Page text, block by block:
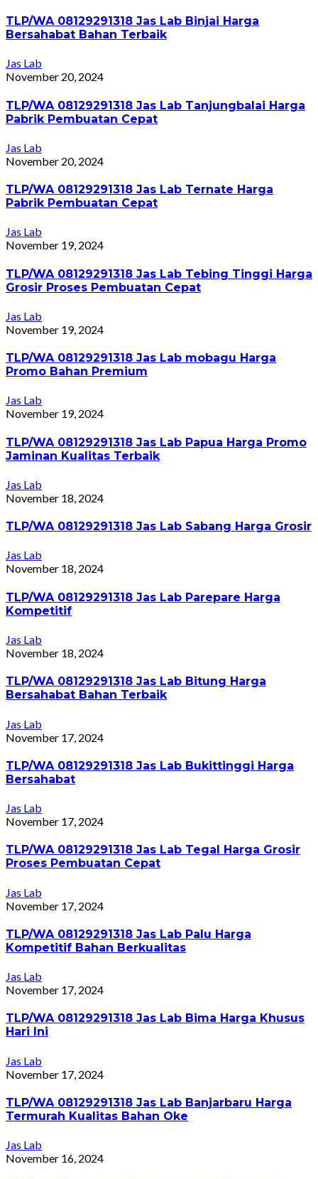
TLP/WA 08129291318 Jas Lab Binjai Harga
Bersahabat Bahan Terbaik
Jas Lab
November 20, 2024
TLP/WA 08129291318 Jas Lab Tanjungbalai Harga
Pabrik Pembuatan Cepat
Jas Lab
November 20, 2024
TLP/WA 08129291318 Jas Lab Ternate Harga
Pabrik Pembuatan Cepat
Jas Lab
November 19, 2024
TLP/WA 08129291318 Jas Lab Tebing Tinggi Harga
Grosir Proses Pembuatan Cepat
Jas Lab
November 19, 2024
TLP/WA 08129291318 Jas Lab mobagu Harga
Promo Bahan Premium
Jas Lab
November 19, 2024
TLP/WA 08129291318 Jas Lab Papua Harga Promo
Jaminan Kualitas Terbaik
Jas Lab
November 18, 2024
TLP/WA 08129291318 Jas Lab Sabang Harga Grosir
Jas Lab
November 18, 2024
TLP/WA 08129291318 Jas Lab Parepare Harga
Kompetitif
Jas Lab
November 18, 2024
TLP/WA 08129291318 Jas Lab Bitung Harga
Bersahabat Bahan Terbaik
Jas Lab
November 17, 2024
TLP/WA 08129291318 Jas Lab Bukittinggi Harga
Bersahabat
Jas Lab
November 17, 2024
TLP/WA 08129291318 Jas Lab Tegal Harga Grosir
Proses Pembuatan Cepat
Jas Lab
November 17, 2024
TLP/WA 08129291318 Jas Lab Palu Harga
Kompetitif Bahan Berkualitas
Jas Lab
November 17, 2024
TLP/WA 08129291318 Jas Lab Bima Harga Khusus
Hari Ini
Jas Lab
November 17, 2024
TLP/WA 08129291318 Jas Lab Banjarbaru Harga
Termurah Kualitas Bahan Oke
Jas Lab
November 16, 2024